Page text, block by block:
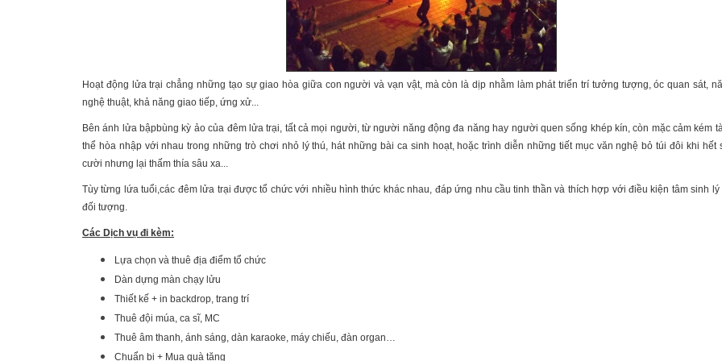
Hoạt động lửa trại chẳng những tạo sự giao hòa giữa con người và vạn vật, mà còn là dịp nhằm làm phát triển trí tưởng tượng, óc quan sát,
nghệ thuật, khả năng giao tiếp, ứng xử...
Bên ánh lửa bậpbùng kỳ ảo của đêm lửa trại, tất cả mọi người, từ người năng động đa năng hay người quen sống khép kín, còn mặc cảm kém
thể hòa nhập với nhau trong những trò chơi nhỏ lý thú, hát những bài ca sinh hoạt, hoặc trình diễn những tiết mục văn nghệ bỏ túi đôi khi hết
cười nhưng lại thấm thía sâu xa...
Tùy từng lứa tuổi,các đêm lửa trại được tổ chức với nhiều hình thức khác nhau, đáp ứng nhu cầu tinh thần và thích hợp với điều kiện tâm sinh lý
đối tượng.
Các Dịch vụ đi kèm:
Lựa chọn và thuê địa điểm tổ chức
Dàn dựng màn chạy lửu
Thiết kế + in backdrop, trang trí
Thuê đội múa, ca sĩ, MC
Thuê âm thanh, ánh sáng, dàn karaoke, máy chiếu, đàn organ…
Chuẩn bị + Mua quà tặng